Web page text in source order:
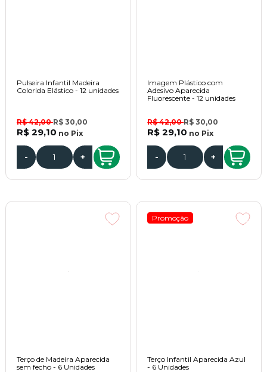
Pulseira Infantil Madeira
Colorida Elástico - 12 unidades
R$ 42,00R$ 30,00
R$ 29,10 no Pix
- +
Imagem Plástico com
Adesivo Aparecida
Fluorescente - 12 unidades
R$ 42,00R$ 30,00
R$ 29,10 no Pix
- +
Terço de Madeira Aparecida
sem fecho - 6 Unidades
Promoção
Terço Infantil Aparecida Azul
- 6 Unidades